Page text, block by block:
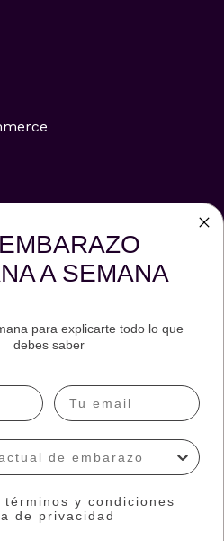
Policy
A SEMANA
para explicarte todo lo que
debes saber
términos y condiciones
de privacidad